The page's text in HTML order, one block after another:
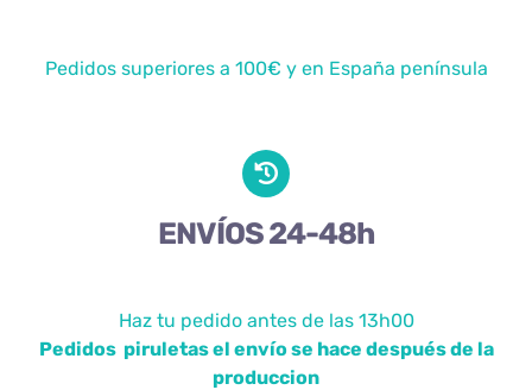
Pedidos superiores a 100€ y en España península
ENVÍOS 24-48h
Haz tu pedido antes de las 13h00
Pedidos piruletas el envío se hace después de la
produccion